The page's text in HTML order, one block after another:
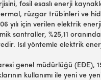
fosil esaslı enerji
rüzgar trübinleri ve
yılı için verilen elektrik
santraller, %25,11
Isıl yöntemle elektrik
genel müdürlüğü (EĐE),
kullanımı ile yeni ve